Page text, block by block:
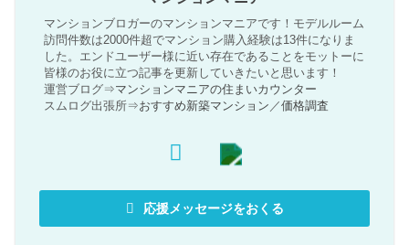
マンションブロガーのマンションマニアです！モデルルーム
訪問件数は2000件超でマンション購入経験は13件になりま
した。エンドユーザー様に近い存在であることをモットーに
皆様のお役に立つ記事を更新していきたいと思います！
運営ブログ⇒マンションマニアの住まいカウンター
スムログ出張所⇒おすすめ新築マンション ／価格調査
応援メッセージをおくる